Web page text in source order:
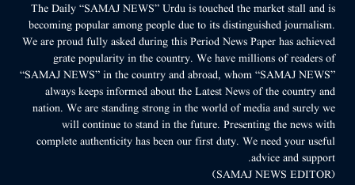
The Daily “SAMAJ NEWS” Urdu is touched the market stall and is
becoming popular among people due to its distinguished journalism.
We are proud fully asked during this Period News Paper has achieved
grate popularity in the country. We have millions of readers of
“SAMAJ NEWS” in the country and abroad, whom “SAMAJ NEWS”
always keeps informed about the Latest News of the country and
nation. We are standing strong in the world of media and surely we
will continue to stand in the future. Presenting the news with
complete authenticity has been our first duty. We need your useful
advice and support.
(SAMAJ NEWS EDITOR)